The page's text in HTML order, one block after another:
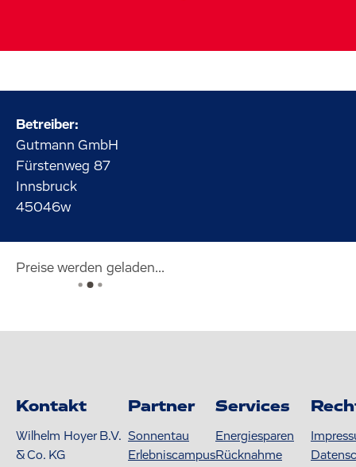
Betreiber:
Gutmann GmbH
Fürstenweg 87
Innsbruck
45046w
Preise werden geladen...
Kontakt
Wilhelm Hoyer B.V.
& Co. KG
Partner
Sonnentau
Erlebniscampus
Services
Energiesparen
Rücknahme